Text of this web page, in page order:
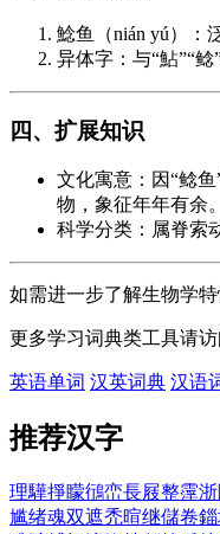
鯰鱼（nián yú）：
异体字：与“鮎”“鲶
四、扩展知识
文化寓意：因“鲶
物，象征年年有余。
科学分类：属脊索
如需进一步了解生物学
更多学习词典类工具请访
英语单词 汉英词典 汉语
推荐汉字
理驊掙矇鴴峦長屐整霪浙
尴绪魂双遮禿暄继儲卷錙